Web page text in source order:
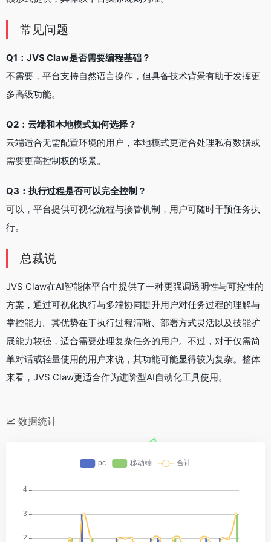
常见问题
Q1：JVS Claw是否需要编程基础？
不需要，平台支持自然语言操作，但具备技术背景有助于发挥更
多高级功能。
Q2：云端和本地模式如何选择？
云端适合无需配置环境的用户，本地模式更适合处理私有数据或
需要更高控制权的场景。
Q3：执行过程是否可以完全控制？
可以，平台提供可视化流程与接管机制，用户可随时干预任务执
行。
总裁说
JVS Claw在AI智能体平台中提供了一种更强调透明性与可控性的
方案，通过可视化执行与多端协同提升用户对任务过程的理解与
掌控能力。其优势在于执行过程清晰、部署方式灵活以及技能扩
展能力较强，适合需要处理复杂任务的用户。不过，对于仅需简
单对话或轻量使用的用户来说，其功能可能显得较为复杂。整体
来看，JVS Claw更适合作为进阶型AI自动化工具使用。
数据统计